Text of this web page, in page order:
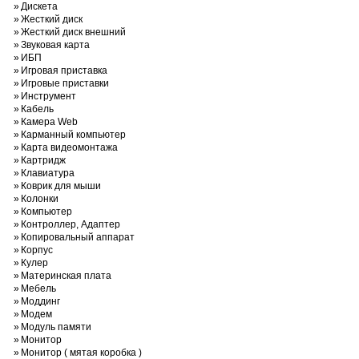
»Дискета
»Жесткий диск
»Жесткий диск внешний
»Звуковая карта
» ИБП
» Игровая приставка
» Игровые приставки
» Инструмент
» Кабель
» Камера Web
» Карманный компьютер
» Карта видеомонтажа
» Картридж
» Клавиатура
» Коврик для мыши
» Колонки
» Компьютер
» Контроллер, Адаптер
» Копировальный аппарат
» Корпус
» Кулер
» Материнская плата
» Мебель
» Моддинг
» Модем
» Модуль памяти
» Монитор
» Монитор ( мятая коробка )